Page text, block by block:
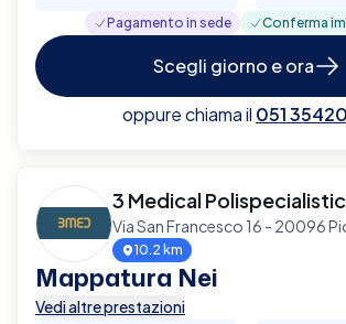
Pagamento in sede Conferma
Scegli giorno e ora
oppure chiama il 051
3 Medical
Via San Francesco 16 - 20096
10.2 km
Mappatura Nei
Vedi altre prestazioni